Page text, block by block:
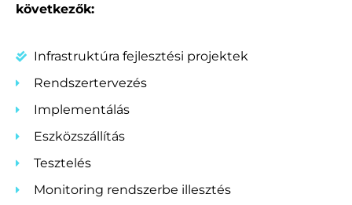
következők:
Infrastruktúra fejlesztési projektek
Rendszertervezés
Implementálás
Eszközszállítás
Tesztelés
Monitoring rendszerbe illesztés